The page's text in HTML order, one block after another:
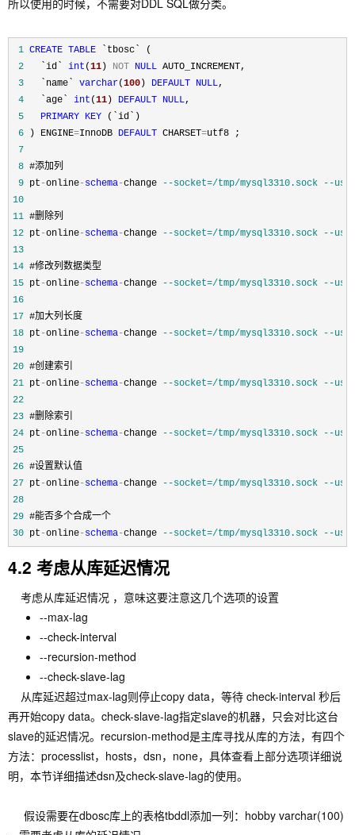
所以使用的时候，不需要对DDL SQL做分类。
1 CREATE TABLE
2
   `id`
int (11 ) NOT NULL
3
   `name`
varchar(100 ) DEFAULT NULL
4
   `age`
int (11 ) DEFAULT NULL
5
PRIMARY KEY
6 ) ENGINE=InnoDB DEFAULT CHARSET=
7
8
9 pt -online-schema-change --socket=/tmp/mysql3310.sock --
10
11
12 pt -online-schema-change --socket=/tmp/mysql3310.sock --
13
14
15 pt -online-schema-change --socket=/tmp/mysql3310.sock --
16
17
18 pt -online-schema-change --socket=/tmp/mysql3310.sock --
19
20
21 pt -online-schema-change --socket=/tmp/mysql3310.sock --
22
23
24 pt -online-schema-change --socket=/tmp/mysql3310.sock --
25
26
27 pt -online-schema-change --socket=/tmp/mysql3310.sock --
28
29
30 pt -online-schema-change --socket=/tmp/mysql3310.sock --
4.2 考虑从库延迟情况
考虑从库延迟情况 ，意味这要注意这几个选项的设置
--max-lag
--check-interval
--recursion-method
--check-slave-lag
从库延迟超过max-lag则停止copy data，等待 check-interval 秒后
再开始copy data。check-slave-lag指定slave的机器，只会对比这台
slave的延迟情况。recursion-method是主库寻找从库的方法，有四个
方法：processlist，hosts，dsn，none，具体查看上部分选项详细说
明，本节详细描述dsn及check-slave-lag的使用。
假设需要在dbosc库上的表格tbddl添加一列：hobby varchar(100)